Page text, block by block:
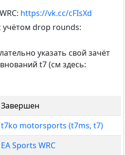
https://vk.cc/cFIsXd
учётом drop rounds:
указать свой зачёт
t7 (см здесь:
Завершен
t7ko motorsports (t7ms, t7)
EA Sports WRC